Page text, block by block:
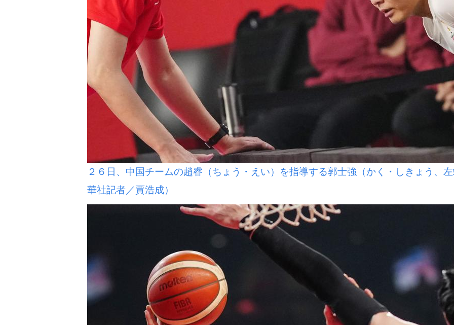
２６日、中国チームの趙睿（ちょう・えい）を指導する郭士強（かく・しきょう、
華社記者／賈浩成）